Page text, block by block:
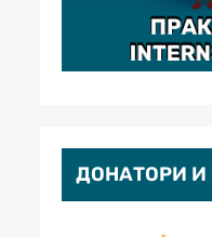
ДОНАТОРИ И